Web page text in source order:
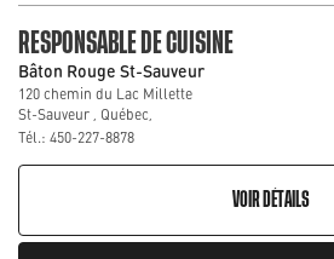
RESPONSABLE DE CUISINE
Bâton Rouge St-Sauveur
120 chemin du Lac Millette
St-Sauveur , Québec,
Tél.: 450-227-8878
VOIR DÉTAILS